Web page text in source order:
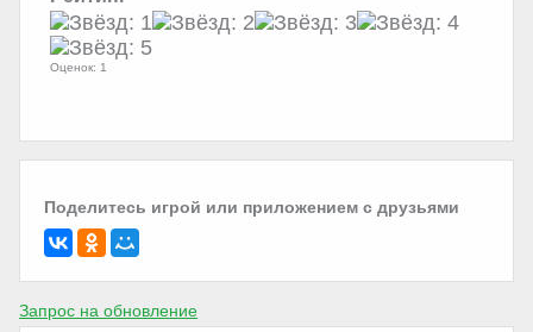
Оценок: 1
Поделитесь игрой или приложением с друзьями
Запрос на обновление